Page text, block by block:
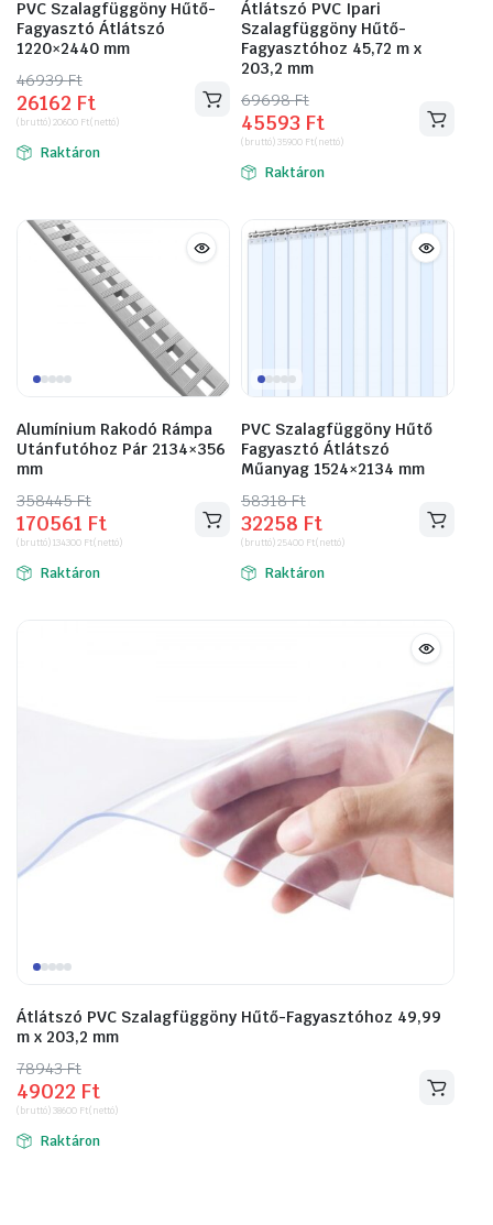
PVC Szalagfüggöny Hűtő-
Fagyasztó Átlátszó
1220×2440 mm
46939Ft
Original
price
was:
46939 Ft.
26162 Ft
Current
price
is:
26162 Ft.
(bruttó)20600 Ft(nettó)
Raktáron
Átlátszó PVC Ipari
Szalagfüggöny Hűtő-
Fagyasztóhoz 45,72 m x
203,2 mm
69698Ft
Original
price
was:
69698 Ft.
45593 Ft
Current
price
is:
45593 Ft.
(bruttó)35900 Ft(nettó)
Raktáron
Alumínium Rakodó Rámpa
Utánfutóhoz Pár 2134×356
mm
358445Ft
Original
price
was:
358445 Ft.
170561 Ft
Current
price
is:
170561 Ft.
(bruttó)134300 Ft(nettó)
Raktáron
PVC Szalagfüggöny Hűtő
Fagyasztó Átlátszó
Műanyag 1524×2134 mm
58318Ft
Original
price
was:
58318 Ft.
32258 Ft
Current
price
is:
32258 Ft.
(bruttó)25400 Ft(nettó)
Raktáron
Átlátszó PVC Szalagfüggöny Hűtő-Fagyasztóhoz 49,99
m x 203,2 mm
78943Ft
Original
price
was:
78943 Ft.
49022 Ft
Current
price
is:
49022 Ft.
(bruttó)38600 Ft(nettó)
Raktáron